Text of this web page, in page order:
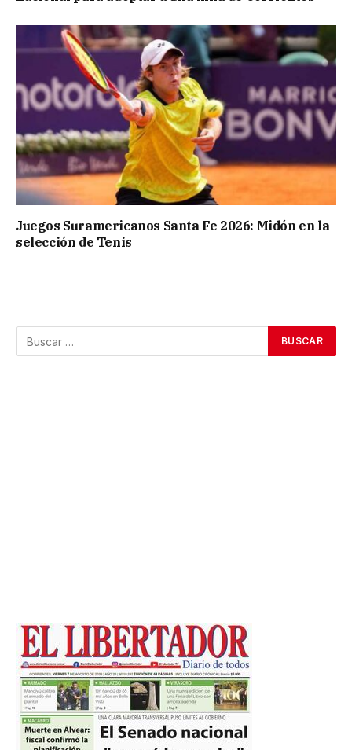
Juegos Suramericanos Santa Fe 2026: Midón en la
selección de Tenis